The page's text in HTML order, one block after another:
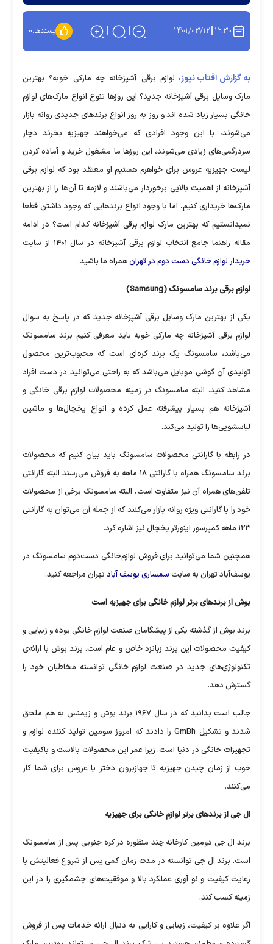
۱۲:۳۰ ۱۴۰۱/۰۳/۱۲ پسندها:۰
به گزارش آفتاب نیوز، لوازم برقی آشپزخانه چه مارکی خوبه؟ بهترین
مارک وسایل برقی آشپزخانه جدید؟ این روز‌ها تنوع انواع مارک‌های لوازم
خانگی بسیار زیاد شده اند و روز به روز انواع برند‌های جدیدی روانه بازار
می‌شوند، با این وجود افرادی که می‌خواهند جهیزیه بخرند دچار
سردرگمی‌های زیادی می‌شوند، این روز‌ها ما مشغول خرید و آماده کردن
لیست جهیزیه عروس برای خواهرم هستیم او معتقد بود که لوازم برقی
آشپزخانه از اهمیت بالایی برخوردار می‌باشند و لازمه تا آن‌ها را از بهترین
مارک‌ها خریداری کنیم، اما با وجود انواع برند‌هایی که وجود داشتن قطعا
نمیدانستیم که بهترین مارک لوازم برقی آشپزخانه کدام است؟ در ادامه
مقاله راهنما جامع انتخاب لوازم برقی آشپزخانه در سال ۱۴۰۱ از سایت
خریدار لوازم خانگی دست دوم در تهرانهمراه ما باشید.
لوازم برقی برند سامسونگ (Samsung)
یکی از بهترین مارک وسایل برقی آشپزخانه جدید که در پاسخ به سوال
لوازم برقی آشپزخانه چه مارکی خوبه باید معرفی کنیم برند سامسونگ
می‌باشد، سامسونگ یک برند کره‌ای است که محبوب‌ترین محصول
تولیدی آن گوشی موبایل می‌باشد که به راحتی می‌توانید در دست افراد
مشاهد کنید. البته سامسونگ در زمینه محصولات لوازم برقی خانگی و
آشپزخانه هم بسیار پیشرفته عمل کرده و انواع یخچال‌ها و ماشین
لباسشویی‌ها را تولید می‌کند.
در رابطه با گارانتی محصولات سامسونگ باید بیان کنیم که محصولات
برند سامسونگ همراه با گارانتی ۱۸ ماهه به فروش می‌رسند البته گارانتی
تلفن‌های همراه آن نیز متفاوت است، البته سامسونگ برخی از محصولات
خود را با گارانتی ویژه روانه بازار می‌کنند که از جمله آن می‌توان به گارانتی
۱۲۳ ماهه کمپرسور اینورتر یخچال نیز اشاره کرد.
همچنین شما می‌توانید برای فروش لوازم‌خانگی دست‌دوم سامسونگ در
یوسف‌آباد تهران به سایت سمساری یوسف آباد تهران مراجعه کنید.
بوش از برند‌های برتر لوازم خانگی برای جهیزیه است
برند بوش از گذشته یکی از پیشگامان صنعت لوازم خانگی بوده و زیبایی و
کیفیت محصولات این برند زبانزد خاص و عام است. برند بوش با ارائه‌ی
تکنولوژی‌های جدید در صنعت لوازم خانگی توانسته مخاطبان خود را
گسترش دهد.
جالب است بدانید که در سال ۱۹۶۷ برند بوش و زیمنس به هم ملحق
شدند و تشکیل GmBh را دادند که امروز سومین تولید کننده لوازم و
تجهیزات خانگی در دنیا است. زیرا عمر این محصولات بالاست و با‌کیفیت
خوب از زمان چیدن جهیزیه تا جهازبرون دختر یا عروس برای شما کار
می‌کنند.
ال جی از برند‌های برتر لوازم خانگی برای جهیزیه
برند ال جی دومین کارخانه چند منظوره در کره جنوبی پس از سامسونگ
است. برند ال جی توانسته در مدت زمان کمی پس از شروع فعالیتش با
رعایت کیفیت و نو آوری عملکرد بالا و موفقیت‌های چشمگیری را در این
زمینه کسب کند.
اگر علاوه بر کیفیت، زیبایی و کارایی به دنبال ارائه خدمات پس از فروش